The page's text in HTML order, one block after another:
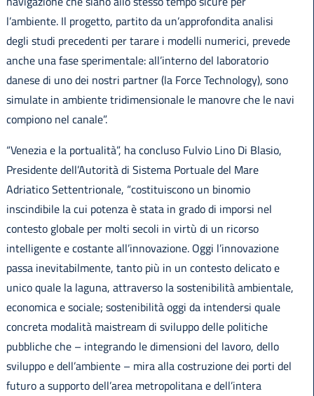
l’ambiente. Il progetto, partito da un’approfondita analisi
degli studi precedenti per tarare i modelli numerici, prevede
anche una fase sperimentale: all’interno del laboratorio
danese di uno dei nostri partner (la Force Technology), sono
simulate in ambiente tridimensionale le manovre che le navi
compiono nel canale”.
“Venezia e la portualità”, ha concluso Fulvio Lino Di Blasio,
Presidente dell’Autorità di Sistema Portuale del Mare
Adriatico Settentrionale, “costituiscono un binomio
inscindibile la cui potenza è stata in grado di imporsi nel
contesto globale per molti secoli in virtù di un ricorso
intelligente e costante all’innovazione. Oggi l’innovazione
passa inevitabilmente, tanto più in un contesto delicato e
unico quale la laguna, attraverso la sostenibilità ambientale,
economica e sociale; sostenibilità oggi da intendersi quale
concreta modalità maistream di sviluppo delle politiche
pubbliche che – integrando le dimensioni del lavoro, dello
sviluppo e dell’ambiente – mira alla costruzione dei porti del
futuro a supporto dell’area metropolitana e dell’intera